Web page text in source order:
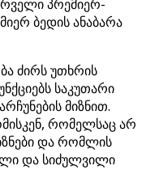
პრემიერ-
ბედის ანაბარა
ძირს უთხრის
საკუთარი
მიზნით.
რომელსაც არ
და რომლის
და სიძულვილი